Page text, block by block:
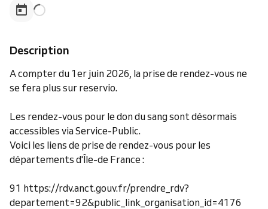
Description
A compter du 1er juin 2026, la prise de rendez-vous ne
se fera plus sur reservio.
Les rendez-vous pour le don du sang sont désormais
accessibles via Service-Public.
Voici les liens de prise de rendez-vous pour les
départements d'Île-de France :
91 https://rdv.anct.gouv.fr/prendre_rdv?
departement=92&public_link_organisation_id=4176